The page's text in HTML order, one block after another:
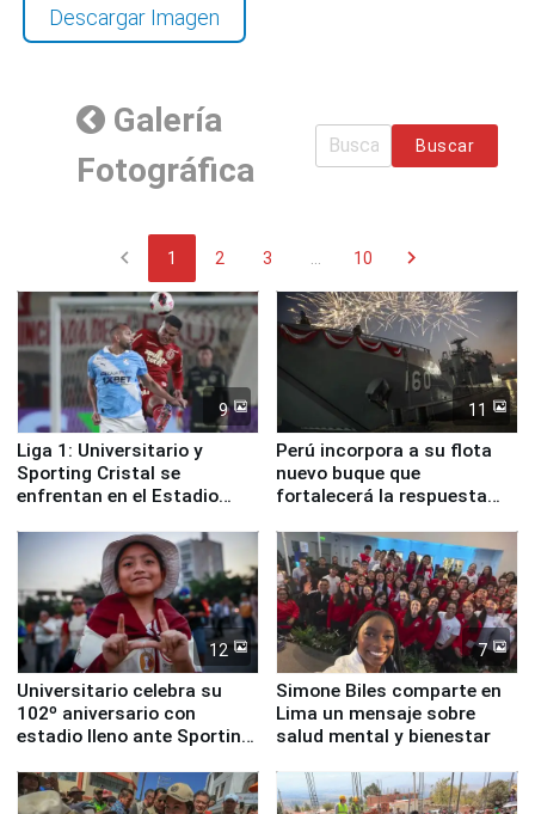
Descargar Imagen
Galería
Fotográfica
Buscar
chevron_left 1 2 3 10 chevron_right
9
Liga 1: Universitario y
Sporting Cristal se
enfrentan en el Estadio
11
Perú incorpora a su flota
nuevo buque que
fortalecerá la respuesta
12
Universitario celebra su
102º aniversario con
estadio lleno ante Sporting
7
Simone Biles comparte en
Lima un mensaje sobre
salud mental y bienestar